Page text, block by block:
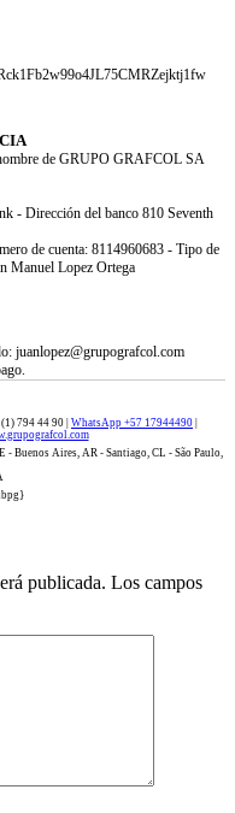
de GRUPO GRAFCOL SA
- Dirección del banco 810 Seventh
de cuenta: 8114960683 - Tipo de
Manuel Lopez Ortega
juanlopez@grupografcol.com
794 44 90 | WhatsApp +57 17944490
Buenos Aires, AR - Santiago, CL - São Paulo,
publicada. Los campos